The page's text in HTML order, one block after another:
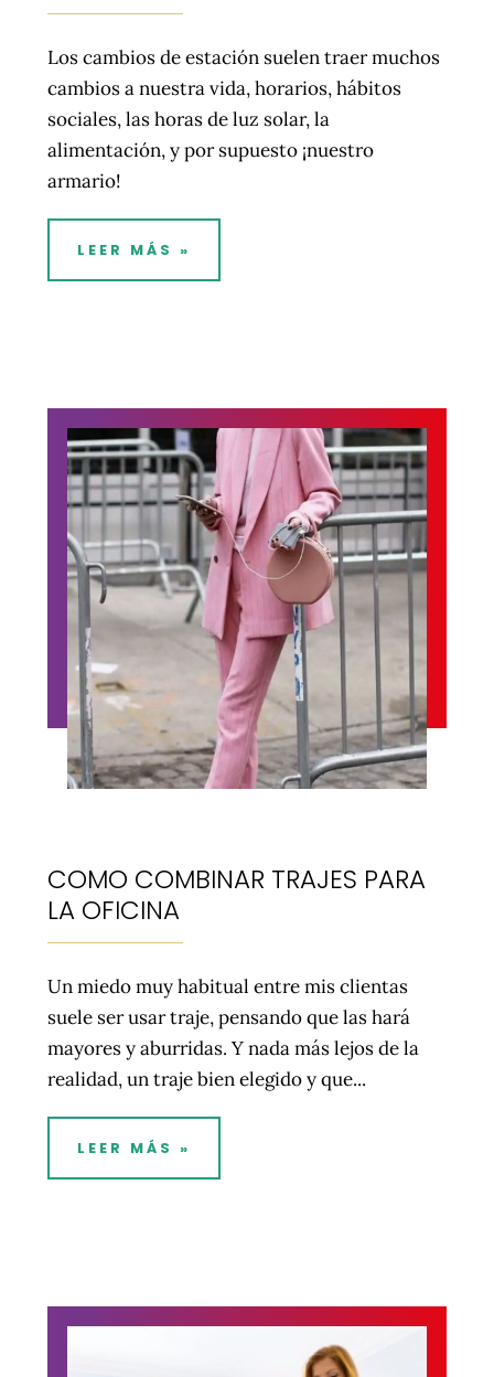
Los cambios de estación suelen traer muchos
cambios a nuestra vida, horarios, hábitos
sociales, las horas de luz solar, la
alimentación, y por supuesto ¡nuestro
armario!
LEER MÁS »
COMO COMBINAR TRAJES PARA
LA OFICINA
Un miedo muy habitual entre mis clientas
suele ser usar traje, pensando que las hará
mayores y aburridas. Y nada más lejos de la
realidad, un traje bien elegido y que...
LEER MÁS »